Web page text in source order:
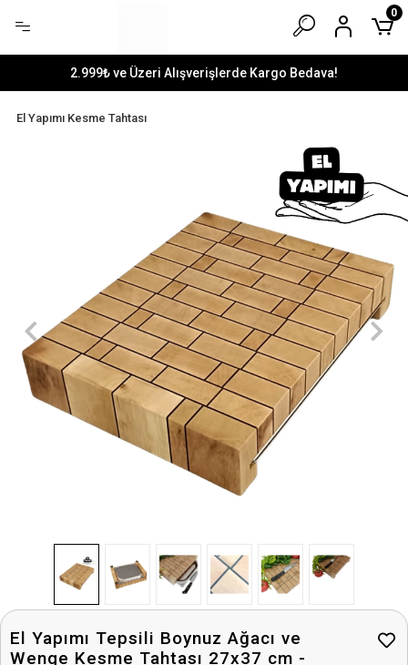
2.999₺ ve Üzeri Alışverişlerde Kargo Bedava!
0
El Yapımı Kesme Tahtası
El Yapımı Tepsili Boynuz Ağacı ve
Wenge Kesme Tahtası 27x37 cm -